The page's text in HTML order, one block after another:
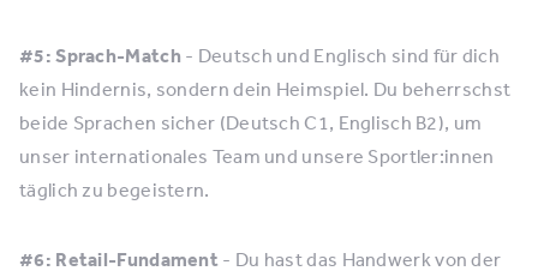
#5: Sprach-Match - Deutsch und Englisch sind für dich
kein Hindernis, sondern dein Heimspiel. Du beherrschst
beide Sprachen sicher (Deutsch C1, Englisch B2), um
unser internationales Team und unsere Sportler:innen
täglich zu begeistern.
#6: Retail-Fundament - Du hast das Handwerk von der